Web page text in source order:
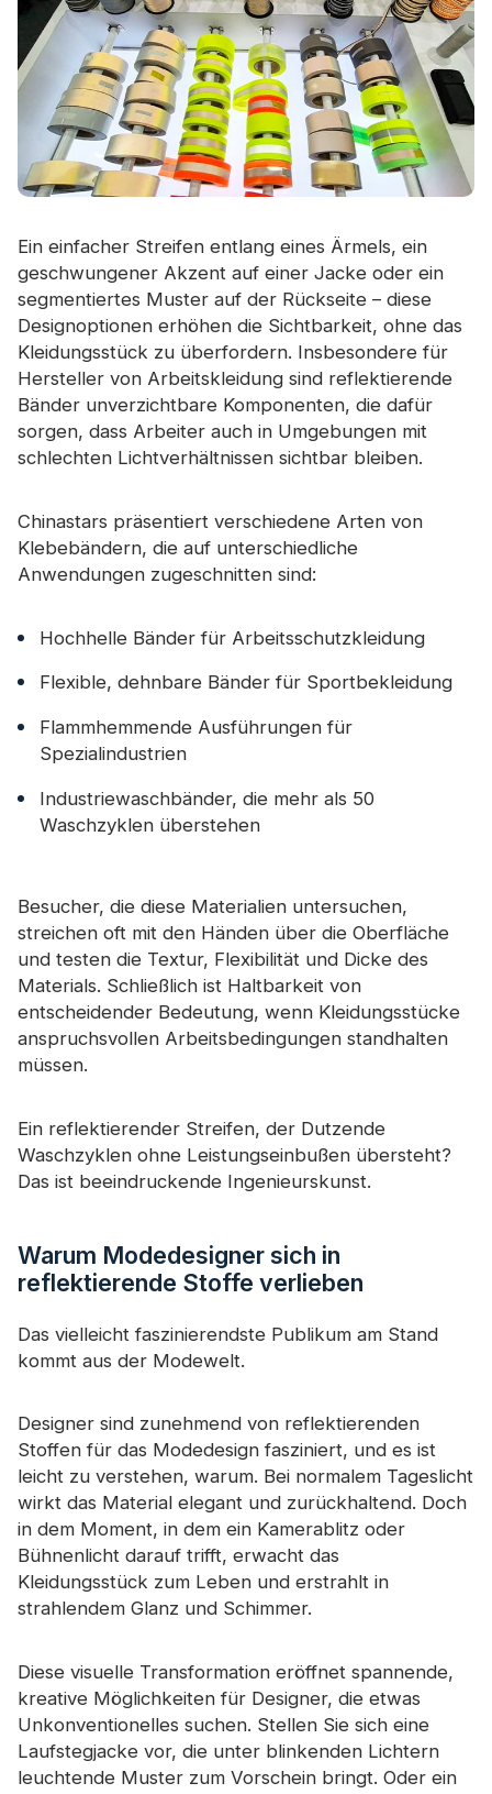
Ein einfacher Streifen entlang eines Ärmels, ein
geschwungener Akzent auf einer Jacke oder ein
segmentiertes Muster auf der Rückseite – diese
Designoptionen erhöhen die Sichtbarkeit, ohne das
Kleidungsstück zu überfordern. Insbesondere für
Hersteller von Arbeitskleidung sind reflektierende
Bänder unverzichtbare Komponenten, die dafür
sorgen, dass Arbeiter auch in Umgebungen mit
schlechten Lichtverhältnissen sichtbar bleiben.
Chinastars präsentiert verschiedene Arten von
Klebebändern, die auf unterschiedliche
Anwendungen zugeschnitten sind:
Hochhelle Bänder für Arbeitsschutzkleidung
Flexible, dehnbare Bänder für Sportbekleidung
Flammhemmende Ausführungen für
Spezialindustrien
Industriewaschbänder, die mehr als 50
Waschzyklen überstehen
Besucher, die diese Materialien untersuchen,
streichen oft mit den Händen über die Oberfläche
und testen die Textur, Flexibilität und Dicke des
Materials. Schließlich ist Haltbarkeit von
entscheidender Bedeutung, wenn Kleidungsstücke
anspruchsvollen Arbeitsbedingungen standhalten
müssen.
Ein reflektierender Streifen, der Dutzende
Waschzyklen ohne Leistungseinbußen übersteht?
Das ist beeindruckende Ingenieurskunst.
Warum Modedesigner sich in
reflektierende Stoffe verlieben
Das vielleicht faszinierendste Publikum am Stand
kommt aus der Modewelt.
Designer sind zunehmend von reflektierenden
Stoffen für das Modedesign fasziniert, und es ist
leicht zu verstehen, warum. Bei normalem Tageslicht
wirkt das Material elegant und zurückhaltend. Doch
in dem Moment, in dem ein Kamerablitz oder
Bühnenlicht darauf trifft, erwacht das
Kleidungsstück zum Leben und erstrahlt in
strahlendem Glanz und Schimmer.
Diese visuelle Transformation eröffnet spannende,
kreative Möglichkeiten für Designer, die etwas
Unkonventionelles suchen. Stellen Sie sich eine
Laufstegjacke vor, die unter blinkenden Lichtern
leuchtende Muster zum Vorschein bringt. Oder ein